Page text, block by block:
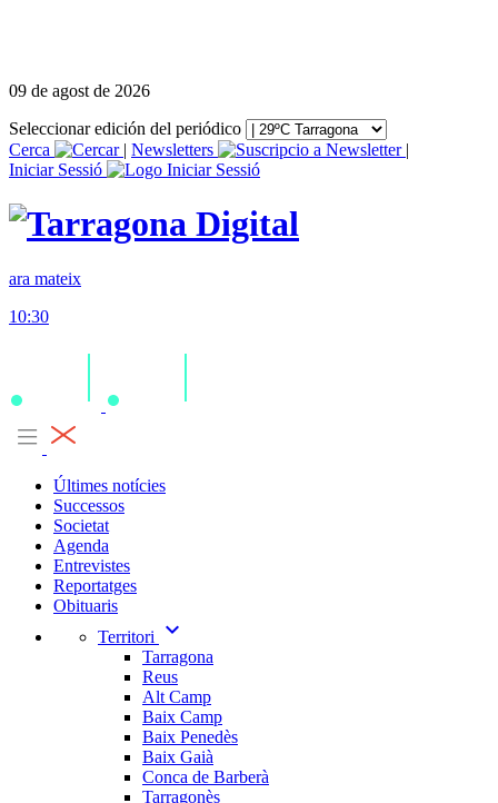
09 de agost de 2026
Seleccionar edición del periódico
Cerca
| Newsletters
|
Iniciar Sessió
ara mateix
10:30
Últimes notícies
Successos
Societat
Agenda
Entrevistes
Reportatges
Obituaris
Territori
expand_more
Tarragona
Reus
Alt Camp
Baix Camp
Baix Penedès
Baix Gaià
Conca de Barberà
Tarragonès